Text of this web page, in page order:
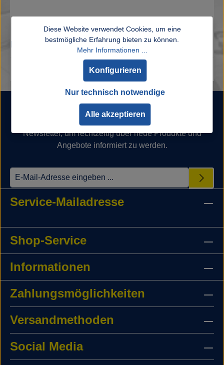
Beschreibung
Newsletter
Abonnieren Sie jetzt unseren regelmäßig erscheinenden
Newsletter, um rechtzeitig über neue Produkte und
Angebote informiert zu werden.
Service-Mailadresse
Shop-Service
Informationen
Zahlungsmöglichkeiten
Versandmethoden
Social Media
Diese Website verwendet Cookies, um eine
bestmögliche Erfahrung bieten zu können.
Mehr Informationen ...
Nur technisch notwendige
Konfigurieren
Alle akzeptieren